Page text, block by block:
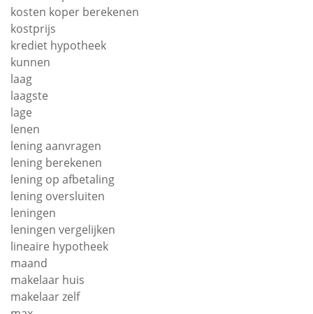
kosten koper berekenen
kostprijs
krediet hypotheek
kunnen
laag
laagste
lage
lenen
lening aanvragen
lening berekenen
lening op afbetaling
lening oversluiten
leningen
leningen vergelijken
lineaire hypotheek
maand
makelaar huis
makelaar zelf